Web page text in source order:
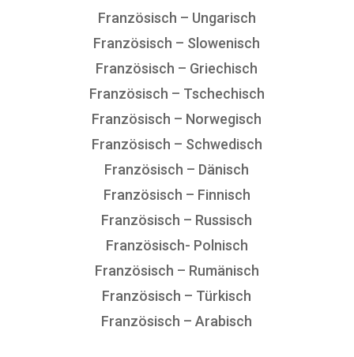
Französisch – Ungarisch
Französisch – Slowenisch
Französisch – Griechisch
Französisch – Tschechisch
Französisch – Norwegisch
Französisch – Schwedisch
Französisch – Dänisch
Französisch – Finnisch
Französisch – Russisch
Französisch- Polnisch
Französisch – Rumänisch
Französisch – Türkisch
Französisch – Arabisch